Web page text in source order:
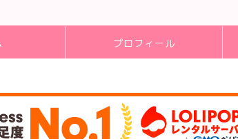
プロフィール